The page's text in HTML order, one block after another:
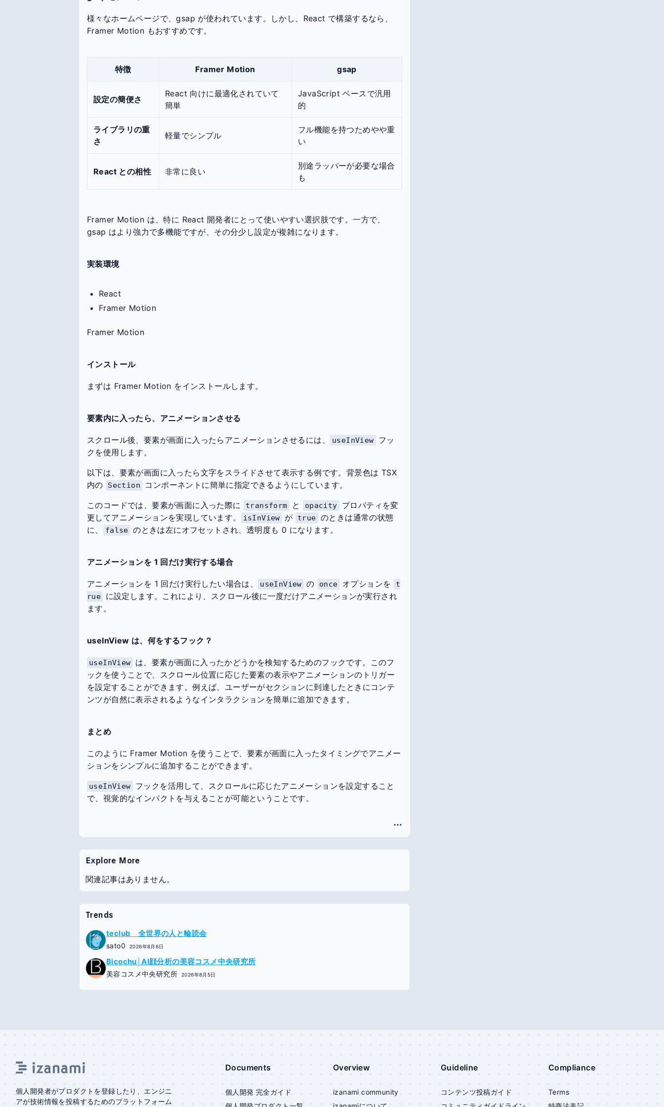
様々なホームページで、gsap が使われています。しかし、React で構築するなら、
Framer Motion もおすすめです。
特徴 Framer Motion gsap
設定の簡便さ
React 向けに最適化されていて
簡単
JavaScript ベースで汎用
的
ライブラリの重
さ
軽量でシンプル
フル機能を持つためやや重
い
React との相性 非常に良い
別途ラッパーが必要な場合
も
Framer Motion は、特に React 開発者にとって使いやすい選択肢です。一方で、
gsap はより強力で多機能ですが、その分少し設定が複雑になります。
実装環境
React
Framer Motion
Framer Motion
インストール
まずは Framer Motion をインストールします。
要素内に入ったら、アニメーションさせる
スクロール後、要素が画面に入ったらアニメーションさせるには、 useInView
フッ
クを使用します。
以下は、要素が画面に入ったら文字をスライドさせて表示する例です。背景色は TSX
内の
Section コンポーネントに簡単に指定できるようにしています。
このコードでは、要素が画面に入った際に transform と opacity
プロパティを変
更してアニメーションを実現しています。
isInView が true のときは通常の状態
に、
false のときは左にオフセットされ、透明度も 0 になります。
アニメーションを 1 回だけ実行する場合
アニメーションを 1 回だけ実行したい場合は、 useInView の once オプションを
t
rue
に設定します。これにより、スクロール後に一度だけアニメーションが実行され
ます。
useInView は、何をするフック？
useInView
は、要素が画面に入ったかどうかを検知するためのフックです。このフ
ックを使うことで、スクロール位置に応じた要素の表示やアニメーションのトリガー
を設定することができます。例えば、ユーザーがセクションに到達したときにコンテ
ンツが自然に表示されるようなインタラクションを簡単に追加できます。
まとめ
このように Framer Motion を使うことで、要素が画面に入ったタイミングでアニメー
ションをシンプルに追加することができます。
useInView
フックを活用して、スクロールに応じたアニメーションを設定すること
で、視覚的なインパクトを与えることが可能ということです。
Explore More
関連記事はありません。
Trends
teclub 全世界の人と輪読会
sato0 2026年8月6日
Bicochu│AI顔分析の美容コスメ中央研究所
美容コスメ中央研究所 2026年8月5日
個人開発者がプロダクトを登録したり、エンジニ
アが技術情報を投稿するためのプラットフォーム
Documents
個人開発 完全ガイド
Overview
izanami community
Guideline
コンテンツ投稿ガイド
Compliance
Terms